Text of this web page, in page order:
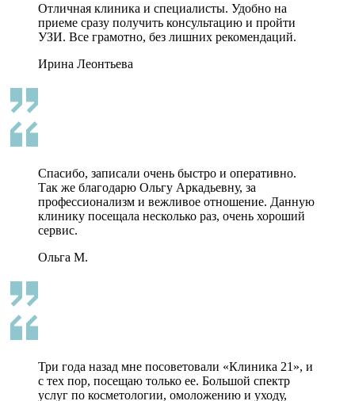
Отличная клиника и специалисты. Удобно на
приеме сразу получить консультацию и пройти
УЗИ. Все грамотно, без лишних рекомендаций.
Ирина Леонтьева
Спасибо, записали очень быстро и оперативно.
Так же благодарю Ольгу Аркадьевну, за
профессионализм и вежливое отношение. Данную
клинику посещала несколько раз, очень хороший
сервис.
Ольга М.
Три года назад мне посоветовали «Клиника 21», и
с тех пор, посещаю только ее. Большой спектр
услуг по косметологии, омоложению и уходу,